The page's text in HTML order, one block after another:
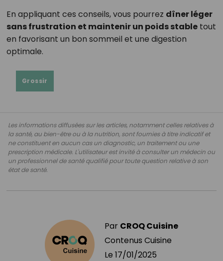
En appliquant ces conseils, vous pourrez dîner léger
sans frustration et maintenir un poids stabletout
en favorisant un bon sommeil et une digestion
optimale.
Grossir
Les informations diffusées sur les articles, notamment celles relatives à
la santé, au bien-être ou à la nutrition, sont fournies à titre indicatif et
ne constituent en aucun cas un diagnostic, un traitement ou une
prescription médicale. L'utilisateur est invité à consulter un médecin ou
un professionnel de santé qualifié pour toute question relative à son
état de santé.
Par CROQ Cuisine
Contenus Cuisine
Le 17/01/2025